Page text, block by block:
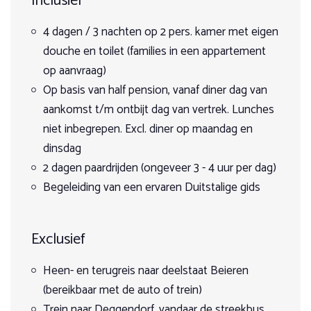
Lang weekend paardrijden voor gevorderden
Twee uitgebreide paardrijtochten van ong. 3 - 4 uur
Lang weekend paardrijden voor beginners en
herintreders
Twee paardrijtochten van ong. 3 - 4 uur met 1 uur paardrijles
vóór elke tocht om de benodigde veiligheid te bieden.
Selecteer Pakket
Vertrekmaand
Datum
Prijsoverzicht
27 28
4 5 6
€ 275
7
Geschikt voor alle leeftijden
Min. 12 jaar voor het gevorderden arrangement
Gewicht
Maximum 90 kg
Rijervaring
Beginners tot gevorderden.
Accommodatie
Gezellige tweepersoonskamers en appartementen, alle
Maaltijden
Inclusief ontbijt en diner (maandag en dinsdag is er geen
diner op de boerderij).
gebied, in de deelstaat Brandenburg, in Thüringen en
9
algehele (paardrij)ervaring en zou ik het iedereen
aanraden om hier een weekend of week te verblijven.
Schaap
DATUM: 25-09-2025
4 dagen / 3 nachten op 2 pers. kamer met eigen
douche en toilet (families in een appartement
op aanvraag)
Op basis van half pension, vanaf diner dag van
aankomst t/m ontbijt dag van vertrek. Lunches
niet inbegrepen. Excl. diner op maandag en
dinsdag
2 dagen paardrijden (ongeveer 3 - 4 uur per dag)
Begeleiding van een ervaren Duitstalige gids
Exclusief
Heen- en terugreis naar deelstaat Beieren
(bereikbaar met de auto of trein)